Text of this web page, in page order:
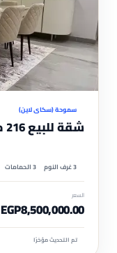
سموحة (سكاي لاين)
شقة للبيع 216 م سموحة (سكاي لاين)
3 غرف النوم 3 الحمامات
السعر
EGP8,500,000.00
تم التحديث مؤخرًا